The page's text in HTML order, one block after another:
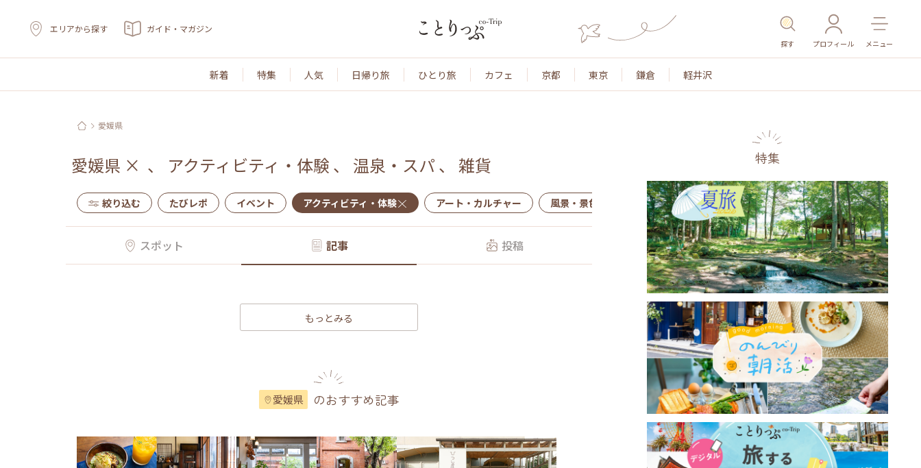
エリアから探す ガイド・マガジン
探す プロフィール メニュー
新着 特集 人気 日帰り旅 ひとり旅 カフェ 京都 東京 鎌倉 軽井沢
愛媛県
愛媛県 × 、 アクティビティ・体験 、 温泉・スパ 、 雑貨
絞り込む たびレポ イベント アクティビティ・体験 アート・カルチャー 風景・景色 名所・旧跡 温泉・スパ その他施設 ごはん
スポット 記事 投稿
もっとみる
愛媛県 のおすすめ記事
特集